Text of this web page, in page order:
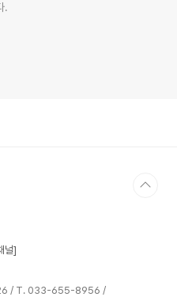
.
널]
26 / T. 033-655-8956 /